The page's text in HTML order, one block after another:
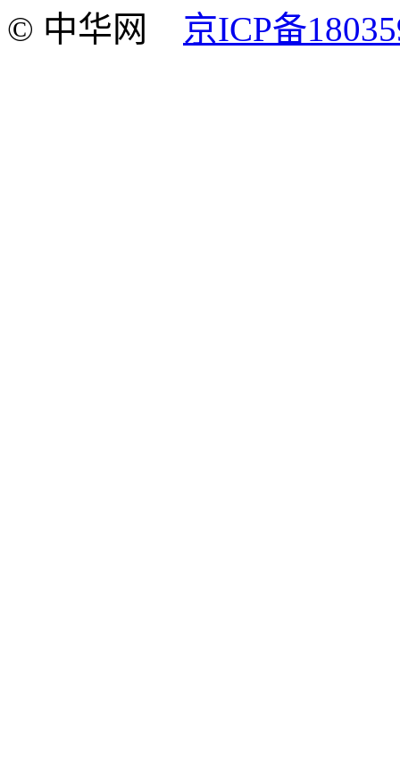
© 中华网 京ICP备